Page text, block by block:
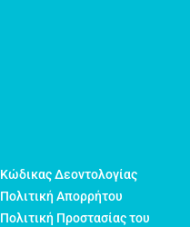
Κώδικας Δεοντολογίας
Πολιτική Απορρήτου
Πολιτική Προστασίας του